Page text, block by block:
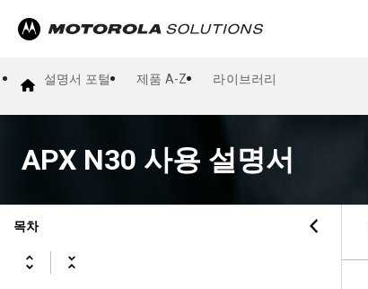
설명서 포털 제품 A-Z 라이브러리
APX N30 사용 설명서
목차
일반 무전기 작동
트렁킹 시스템 제어
비상 작동
소방 환경
TPS(Tactical Public Safety)(컨벤셔널만 해당)